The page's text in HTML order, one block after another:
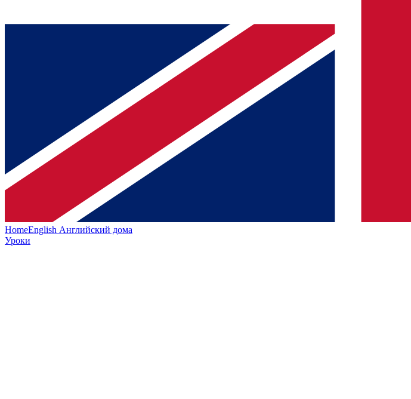
HomeEnglish Английский дома
Уроки